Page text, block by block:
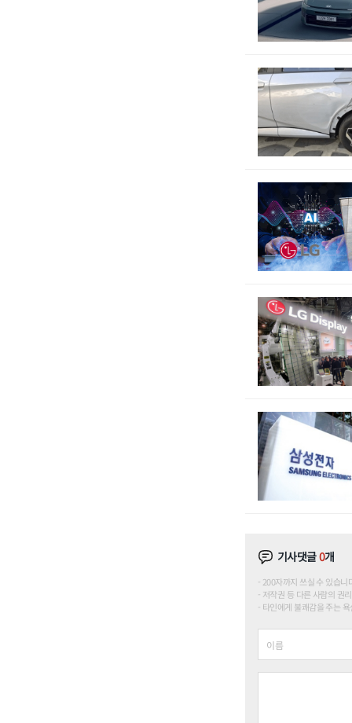
기사댓글0개
200자까지 쓰실 수 있습
저작권 등 다른 사람의 권
타인에게 불쾌감을 주는